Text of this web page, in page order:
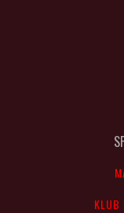
KLUB